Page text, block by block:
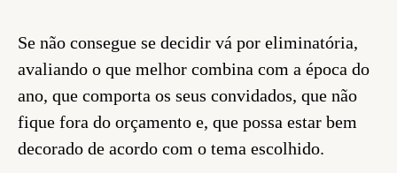
Se não consegue se decidir vá por eliminatória,
avaliando o que melhor combina com a época do
ano, que comporta os seus convidados, que não
fique fora do orçamento e, que possa estar bem
decorado de acordo com o tema escolhido.